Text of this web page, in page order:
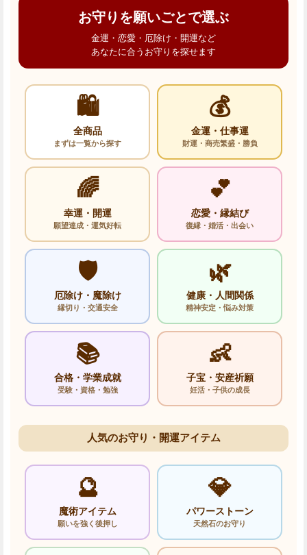
お守りを願いごとで選ぶ
金運・恋愛・厄除け・開運など
あなたに合うお守りを探せます
🛍️
全商品
まずは一覧から探す
💰
金運・仕事運
財運・商売繁盛・勝負
🌈
幸運・開運
願望達成・運気好転
💕
恋愛・縁結び
復縁・婚活・出会い
🛡️
厄除け・魔除け
縁切り・交通安全
🌿
健康・人間関係
精神安定・悩み対策
📚
合格・学業成就
受験・資格・勉強
👶
子宝・安産祈願
妊活・子供の成長
人気のお守り・開運アイテム
🔮
魔術アイテム
願いを強く後押し
💎
パワーストーン
天然石のお守り